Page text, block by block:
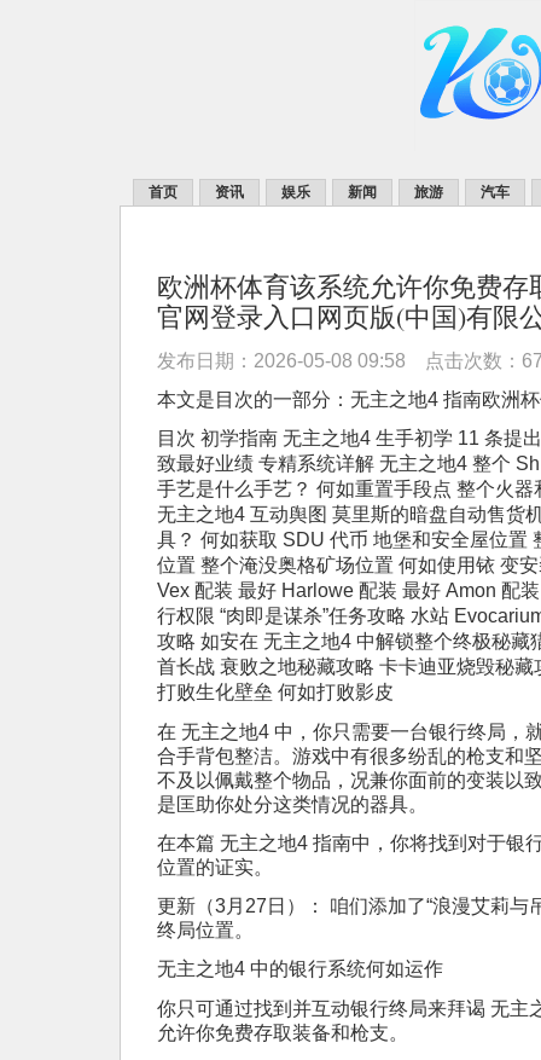
首页 资讯 娱乐 新闻 旅游 汽车
欧洲杯体育该系统允许你免费
官网登录入口网页版(中国)有限
发布日期：2026-05-08 09:58 点击次数：
本文是目次的一部分：无主之地4 指南欧洲
目次 初学指南 无主之地4 生手初学 11 条提
致最好业绩 专精系统详解 无主之地4 整个
手艺是什么手艺？ 何如重置手段点 整个火
无主之地4 互动舆图 莫里斯的暗盘自动售货
具？ 何如获取 SDU 代币 地堡和安全屋位置
位置 整个淹没奥格矿场位置 何如使用铱 变
Vex 配装 最好 Harlowe 配装 最好 Amon 配
行权限 “肉即是谋杀”任务攻略 水站
攻略 如安在 无主之地4 中解锁整个终极秘藏
首长战 衰败之地秘藏攻略 卡卡迪亚烧毁秘
打败生化壁垒 何如打败影皮
在 无主之地4 中，你只需要一台银行终局，
合手背包整洁。游戏中有很多纷乱的枪支和
不及以佩戴整个物品，况兼你面前的变装以
是匡助你处分这类情况的器具。
在本篇 无主之地4 指南中，你将找到对于银
位置的证实。
更新（3月27日）： 咱们添加了“浪漫艾莉与
终局位置。
无主之地4 中的银行系统何如运作
你只可通过找到并互动银行终局来拜谒 无主
允许你免费存取装备和枪支。